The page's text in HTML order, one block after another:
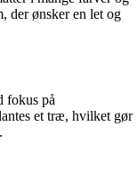
der ønsker en let og
fokus på
et træ, hvilket gør